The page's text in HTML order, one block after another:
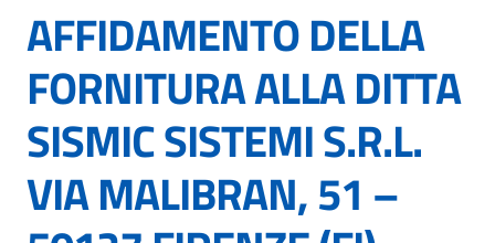
AFFIDAMENTO DELLA
FORNITURA ALLA DITTA
SISMIC SISTEMI S.R.L.
VIA MALIBRAN, 51 –